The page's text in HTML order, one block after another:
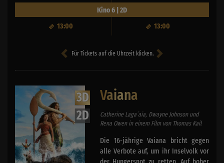
13:00 13:00
Kino 6 | 2D
Für Tickets auf die Uhrzeit klicken.
3D
2D
Vaiana
Catherine Laga´aia, Dwayne Johnson und
Rena Owen in einem Film von Thomas Kail
Die 16-jährige Vaiana bricht gegen
alle Verbote auf, um ihr Inselvolk vor